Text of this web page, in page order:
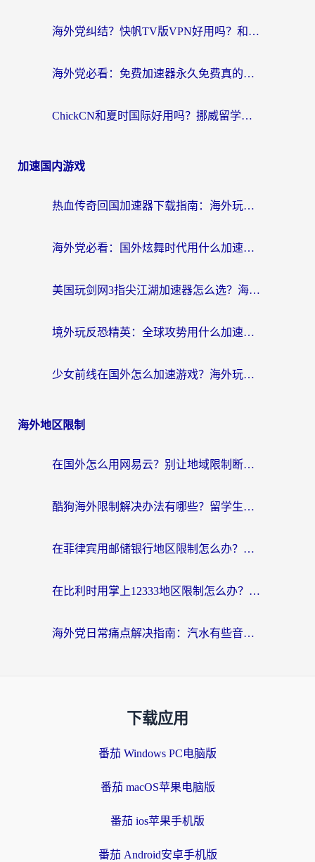
海外党纠结？快帆TV版VPN好用吗？和扇贝手游VPN对比哪个回国效果更好？
海外党必看：免费加速器永久免费真的存在吗？教你选对回国加速器无缝刷国内资源
ChickCN和夏时国际好用吗？挪威留学生亲测3款回国加速器，附穿梭和加速喵对比指南
加速国内游戏
热血传奇回国加速器下载指南：海外玩家如何流畅砍怪不卡顿？
海外党必看：国外炫舞时代用什么加速器比较好？解决延迟卡顿的终极方案
美国玩剑网3指尖江湖加速器怎么选？海外党亲测避坑指南
境外玩反恐精英：全球攻势用什么加速器？2026海外玩家亲测实用指南
少女前线在国外怎么加速游戏？海外玩家必看的国服游戏畅玩指南
海外地区限制
在国外怎么用网易云？别让地域限制断了你的中文歌单——附听书社交定位解决方案
酷狗海外限制解决办法有哪些？留学生亲测有效的回国加速指南
在菲律宾用邮储银行地区限制怎么办？海外华人必看的回国加速解决方案
在比利时用掌上12333地区限制怎么办？海外华人亲测有效的回国加速方案
海外党日常痛点解决指南：汽水有些音乐在国外无法播放怎么办？
下载应用
番茄 Windows PC电脑版
番茄 macOS苹果电脑版
番茄 ios苹果手机版
番茄 Android安卓手机版